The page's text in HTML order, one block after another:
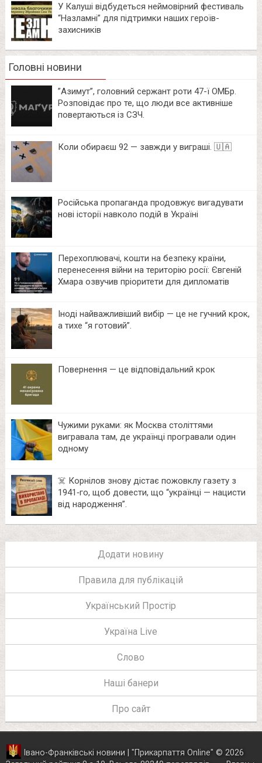
У Калуші відбудеться неймовірний фестиваль
“Назламні” для підтримки наших героїв-
захисників
Головні новини
⁨”Азимут”, головний сержант роти 47-ї ОМБр.
Розповідає про те, що люди все активніше
повертаються із СЗЧ.
Коли обираєш 92 — завжди у виграші. 🇺🇦
Російська пропаганда продовжує вигадувати
нові історії навколо подій в Україні
Перехоплювачі, кошти на безпеку країни,
перенесення війни на територію росії: Євгеній
Хмара озвучив пріоритети для дипломатів
Іноді найважливіший вибір — це не гучний крок,
а тихе “я готовий”.
Повернення — це відповідальний крок
Чужими руками: як Москва століттями
вигравала там, де українці програвали один
одному
☠️ Корнілов знову дістає пожовклу газету з
1941‑го, щоб довести, що “українці — нацисти
від народження”.
Додати новину
Правила для публікацій
Український Простір
Україна Live
Слово
Наші банери
Про сайт
Івано-Франківські новини | "Прикарпаття Online" © 2026